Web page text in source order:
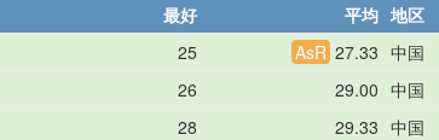
最好 平均 地区
25 AsR 27.33 中国
26 29.00 中国
28 29.33 中国